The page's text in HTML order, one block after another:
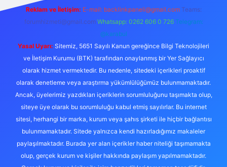
Reklam ve İletişim: E-mail: backlinkpaneli@gmail.com Teams:
forumhizmeti@gmail.com Whatsapp: 0262 606 0 726 Telegram:
@karabul
Yasal Uyarı: Sitemiz, 5651 Sayılı Kanun gereğince Bilgi Teknolojileri
ve İletişim Kurumu (BTK) tarafından onaylanmış bir Yer Sağlayıcı
olarak hizmet vermektedir. Bu nedenle, sitedeki içerikleri proaktif
olarak denetleme veya araştırma yükümlülüğümüz bulunmamaktadır.
Ancak, üyelerimiz yazdıkları içeriklerin sorumluluğunu taşımakta olup,
siteye üye olarak bu sorumluluğu kabul etmiş sayılırlar. Bu internet
sitesi, herhangi bir marka, kurum veya şahıs şirketi ile hiçbir bağlantısı
bulunmamaktadır. Sitede yalnızca kendi hazırladığımız makaleler
paylaşılmaktadır. Burada yer alan içerikler haber niteliği taşımamakta
olup, gerçek kurum ve kişiler hakkında paylaşım yapılmamaktadır.